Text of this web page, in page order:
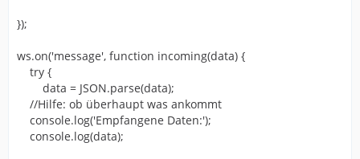
});
ws.on('message', function incoming(data) {
try {
data = JSON.parse(data);
//Hilfe: ob überhaupt was ankommt
console.log('Empfangene Daten:');
console.log(data);